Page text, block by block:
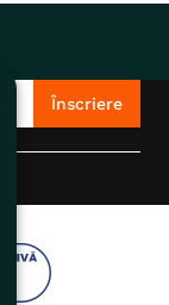
Înscriere